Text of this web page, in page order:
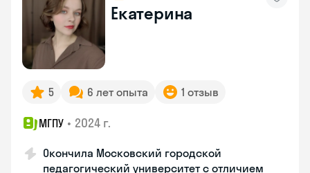
Екатерина
5 6 лет опыта 1 отзыв
МГПУ • 2024 г.
Окончила Московский городской
педагогический университет с отличием